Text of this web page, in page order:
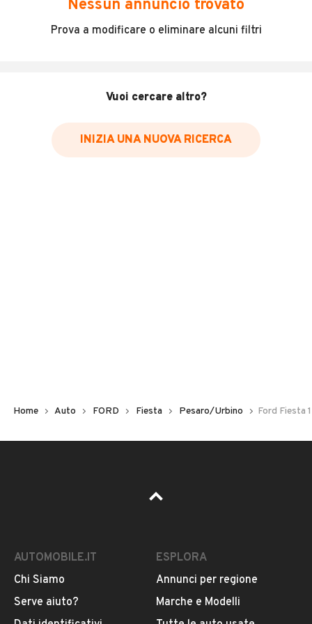
Incidenti in cui è stato coinvolto il veicolo
Data e luogo delle revisioni effettuate
Inserisci il numero di targa per verificare la disponibilità
Pubblicità
Nessun annuncio trovato
Prova a modificare o eliminare alcuni filtri
Vuoi cercare altro?
INIZIA UNA NUOVA RICERCA
Home Auto FORD Fiesta Pesaro/Urbino Ford Fiesta
AUTOMOBILE.IT
Chi Siamo
Serve aiuto?
ESPLORA
Annunci per regione
Marche e Modelli